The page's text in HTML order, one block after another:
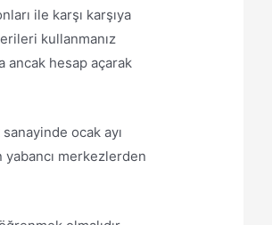
ile karşı karşıya
kullanmanız
ancak hesap açarak
ocak ayı
merkezlerden